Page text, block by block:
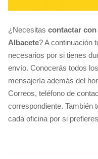
¿Necesitas contactar
Albacete? A continuación
necesarios por si tienes
envío. Conocerás todos
mensajería además del
Correos, teléfono de
correspondiente. También
cada oficina por si